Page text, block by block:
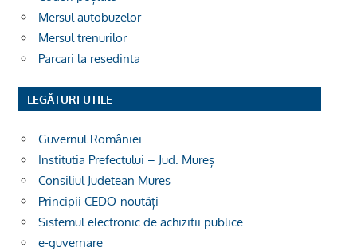
Mersul autobuzelor
Mersul trenurilor
Parcari la resedinta
LEGĂTURI UTILE
Guvernul României
Institutia Prefectului – Jud. Mureș
Consiliul Judetean Mures
Principii CEDO-noutăți
Sistemul electronic de achizitii publice
e-guvernare